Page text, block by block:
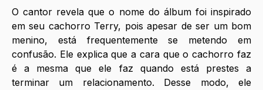
O cantor revela que o nome do álbum foi inspirado
em seu cachorro Terry, pois apesar de ser um bom
menino, está frequentemente se metendo em
confusão. Ele explica que a cara que o cachorro faz
é a mesma que ele faz quando está prestes a
terminar um relacionamento. Desse modo, ele